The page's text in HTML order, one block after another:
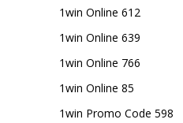
1win Online 612
1win Online 639
1win Online 766
1win Online 85
1win Promo Code 598